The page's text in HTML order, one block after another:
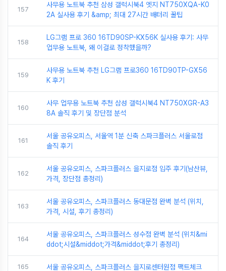
157
사무용 노트북 추천 삼성 갤럭시북4 엣지 NT750XQA-K0
2A 실사용 후기 &amp; 최대 27시간 배터리 꿀팁
158
LG그램 프로 360 16TD90SP-KX56K 실사용 후기: 사무
업무용 노트북, 왜 이걸로 정착했을까?
159
사무용 노트북 추천 LG그램 프로360 16TD90TP-GX56
K 후기
160
사무 업무용 노트북 추천 삼성 갤럭시북4 NT750XGR-A3
8A 솔직 후기 및 장단점 분석
161
서울 공유오피스, 서울역 1분 신축 스파크플러스 서울로점
솔직 후기
162
서울 공유오피스, 스파크플러스 을지로점 입주 후기(남산뷰,
가격, 장단점 총정리)
163
서울 공유오피스, 스파크플러스 동대문점 완벽 분석 (위치,
가격, 시설, 후기 총정리)
164
서울 공유오피스, 스파크플러스 성수점 완벽 분석 (위치&mi
ddot;시설&middot;가격&middot;후기 총정리)
165 서울 공유오피스, 스파크플러스 을지로센터원점 팩트체크